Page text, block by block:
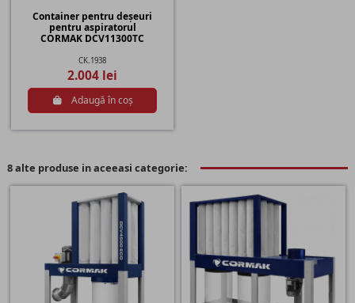
Container pentru deșeuri
pentru aspiratorul
CORMAK DCV11300TC
CK.1938
2.004 lei
Adaugă în coș
8 alte produse in aceeasi categorie: